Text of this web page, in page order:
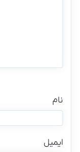
نام
ایمیل